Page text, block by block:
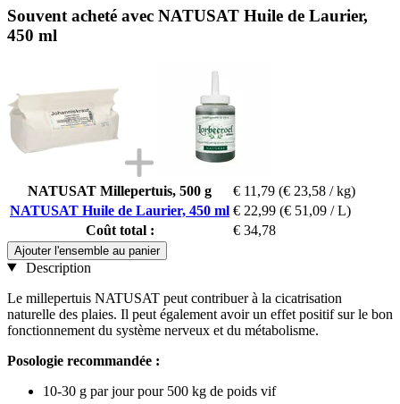
Souvent acheté avec NATUSAT Huile de Laurier,
450 ml
NATUSAT Millepertuis, 500 g € 11,79 (€ 23,58 / kg)
NATUSAT Huile de Laurier, 450 ml € 22,99 (€ 51,09 / L)
Coût total :
€ 34,78
Ajouter l'ensemble au panier
Description
Le millepertuis NATUSAT peut contribuer à la cicatrisation
naturelle des plaies. Il peut également avoir un effet positif sur le bon
fonctionnement du système nerveux et du métabolisme.
Posologie recommandée :
10-30 g par jour pour 500 kg de poids vif